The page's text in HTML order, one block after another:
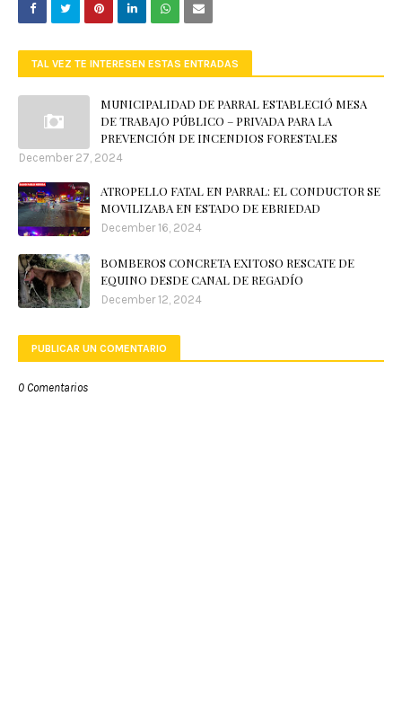
TAL VEZ TE INTERESEN ESTAS ENTRADAS
MUNICIPALIDAD DE PARRAL ESTABLECIÓ MESA
DE TRABAJO PÚBLICO – PRIVADA PARA LA
PREVENCIÓN DE INCENDIOS FORESTALES
December 27, 2024
ATROPELLO FATAL EN PARRAL: EL CONDUCTOR SE
MOVILIZABA EN ESTADO DE EBRIEDAD
December 16, 2024
BOMBEROS CONCRETA EXITOSO RESCATE DE
EQUINO DESDE CANAL DE REGADÍO
December 12, 2024
PUBLICAR UN COMENTARIO
0 Comentarios